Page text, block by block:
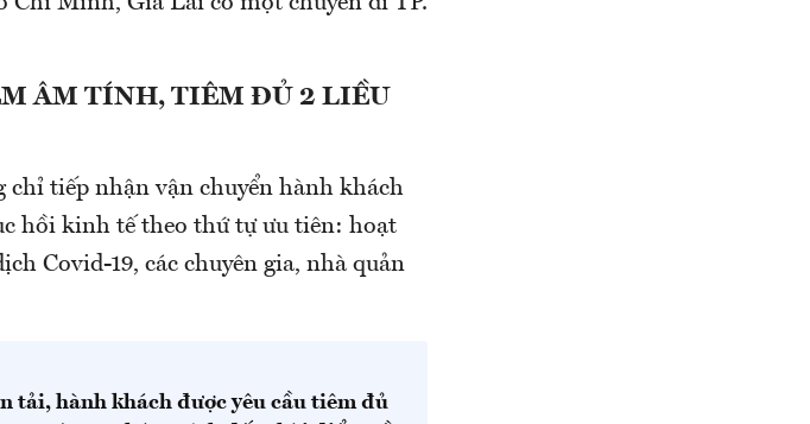
ÂM TÍNH, TIÊM ĐỦ 2 LIỀU
chỉ tiếp nhận vận chuyển hành khách
hồi kinh tế theo thứ tự ưu tiên: hoạt
Covid-19, các chuyên gia, nhà quản
tải, hành khách được yêu cầu tiêm đủ